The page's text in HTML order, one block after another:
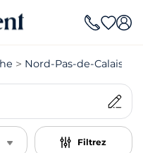
Nord-Pas-de-Calais
Filtrez